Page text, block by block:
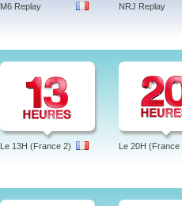
M6 Replay NRJ Replay
Le 13H (France 2) Le 20H (France